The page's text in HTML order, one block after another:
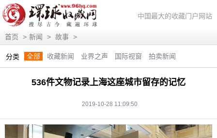
中国最大的收藏门户网站
首页 > 新闻 > 故事 >
分类 全部 收藏新闻 业界之声 国际视窗
拍卖新闻
展会信息
艺术投资 人物访谈 评论观察
视频访谈
藏趣逸闻
艺术评论 快讯 滚动 动态
536件文物记录上海这座城市留存的记忆
2019-10-28 11:09:50